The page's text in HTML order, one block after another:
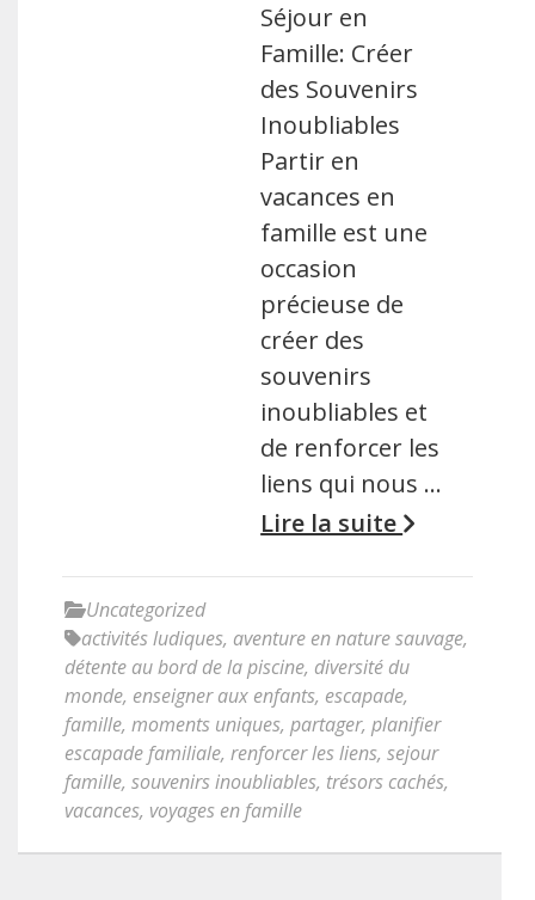
Séjour en
Famille: Créer
des Souvenirs
Inoubliables
Partir en
vacances en
famille est une
occasion
précieuse de
créer des
souvenirs
inoubliables et
de renforcer les
liens qui nous …
Lire la suite
Uncategorized
activités ludiques, aventure en nature sauvage,
détente au bord de la piscine, diversité du
monde, enseigner aux enfants, escapade,
famille, moments uniques, partager, planifier
escapade familiale, renforcer les liens, sejour
famille, souvenirs inoubliables, trésors cachés,
vacances, voyages en famille